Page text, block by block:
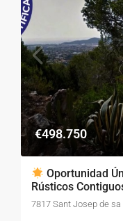
€498.750
Oportunidad
Rústicos
7817 Sant Josep de sa